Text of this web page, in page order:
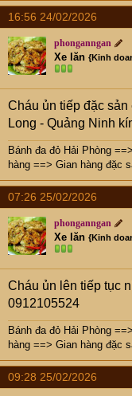
16:56 24/02/2026
phonganngan
Xe lăn {Kinh
Cháu ủn tiếp đặc
Long - Quảng Ninh
Bánh đa đỏ Hải Phòng ==>
hàng ==> Gian hàng đặc
07:26 25/02/2026
phonganngan
Xe lăn {Kinh
Cháu ủn lên tiếp tục
0912105524
Bánh đa đỏ Hải Phòng ==>
hàng ==> Gian hàng đặc
09:28 25/02/2026